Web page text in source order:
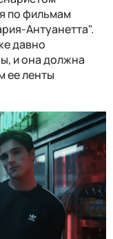
по фильмам
Антуанетта".
давно
и она должна
ее ленты